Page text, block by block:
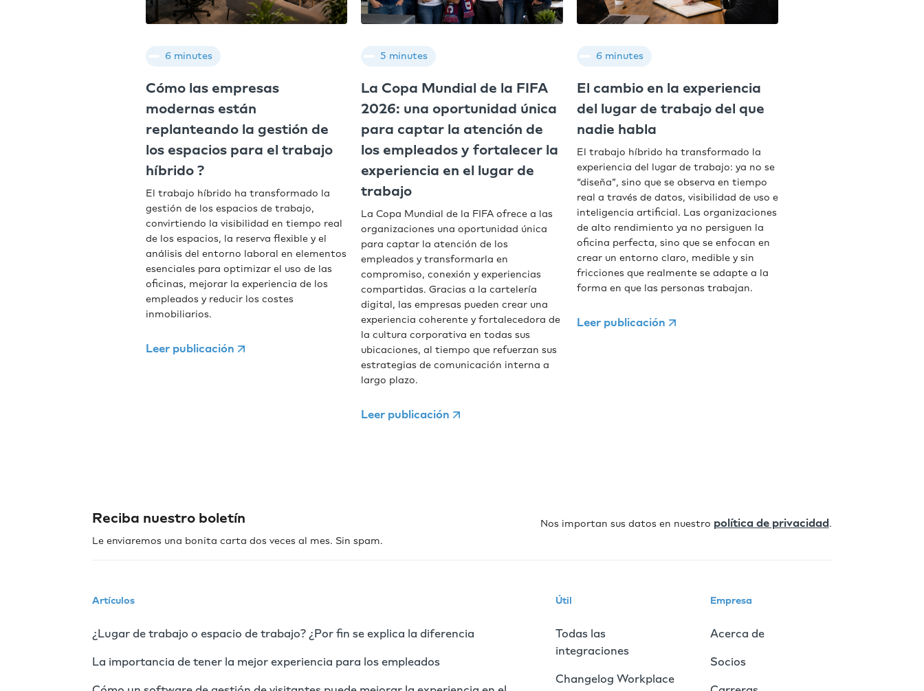
6 minutes
Cómo las empresas
modernas están
replanteando la gestión de
los espacios para el trabajo
híbrido ?
El trabajo híbrido ha transformado la
gestión de los espacios de trabajo,
convirtiendo la visibilidad en tiempo real
de los espacios, la reserva flexible y el
análisis del entorno laboral en elementos
esenciales para optimizar el uso de las
oficinas, mejorar la experiencia de los
empleados y reducir los costes
inmobiliarios.
Leer publicación
5 minutes
La Copa Mundial de la FIFA
2026: una oportunidad única
para captar la atención de
los empleados y fortalecer la
experiencia en el lugar de
trabajo
La Copa Mundial de la FIFA ofrece a las
organizaciones una oportunidad única
para captar la atención de los
empleados y transformarla en
compromiso, conexión y experiencias
compartidas. Gracias a la cartelería
digital, las empresas pueden crear una
experiencia coherente y fortalecedora de
la cultura corporativa en todas sus
ubicaciones, al tiempo que refuerzan sus
estrategias de comunicación interna a
largo plazo.
Leer publicación
6 minutes
El cambio en la experiencia
del lugar de trabajo del que
nadie habla
El trabajo híbrido ha transformado la
experiencia del lugar de trabajo: ya no se
“diseña”, sino que se observa en tiempo
real a través de datos, visibilidad de uso e
inteligencia artificial. Las organizaciones
de alto rendimiento ya no persiguen la
oficina perfecta, sino que se enfocan en
crear un entorno claro, medible y sin
fricciones que realmente se adapte a la
forma en que las personas trabajan.
Leer publicación
Reciba nuestro boletín
Le enviaremos una bonita carta dos veces al mes. Sin spam.
Nos importan sus datos en nuestro política de privacidad.
Artículos
¿Lugar de trabajo o espacio de trabajo? ¿Por fin se explica la diferencia
La importancia de tener la mejor experiencia para los empleados
Útil
Todas las
integraciones
Changelog Workplace
Empresa
Acerca de
Socios